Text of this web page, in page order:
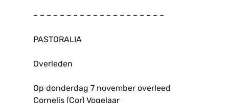
– – – – – – – – – – – – – – – – – – – –
PASTORALIA
Overleden
Op donderdag 7 november overleed
Cornelis (Cor) Vogelaar